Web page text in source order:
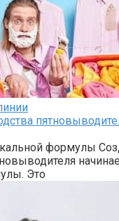
формулы
Это